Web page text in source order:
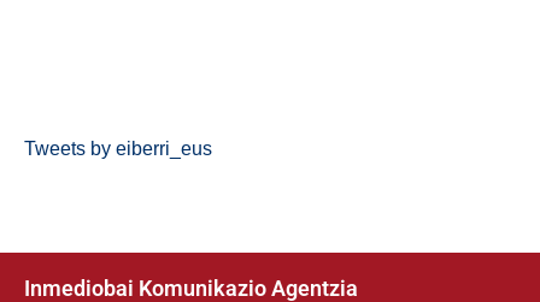
Tweets by eiberri_eus
Inmediobai Komunikazio Agentzia